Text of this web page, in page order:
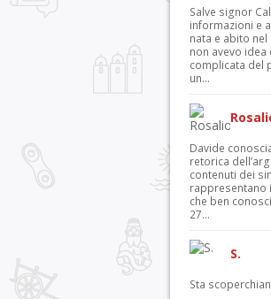
Salve signor
informazioni e
nata e abito
non avevo
complicata del
un...
Davide
retorica
contenuti dei
rappresentano
che ben
27...
S.
Sta